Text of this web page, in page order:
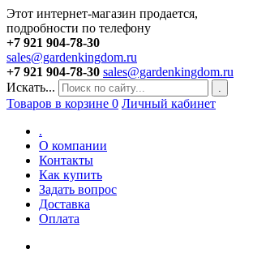
Этот интернет-магазин продается,
подробности по телефону
+7 921 904-78-30
sales@gardenkingdom.ru
+7 921 904-78-30 sales@gardenkingdom.ru
Искать...
.
Товаров в корзине 0 Личный кабинет
.
О компании
Контакты
Как купить
Задать вопрос
Доставка
Оплата